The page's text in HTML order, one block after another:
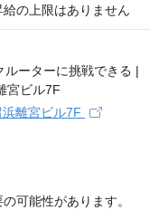
の上限はありません
離宮ビル7F
可能性があります。